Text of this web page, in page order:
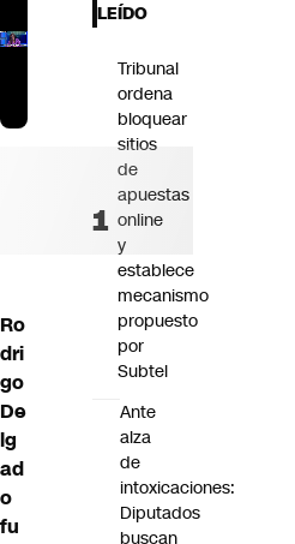
Ro
dri
go
De
lg
ad
o
fu
LEÍDO
Tribunal
ordena
bloquear
sitios
de
apuestas
online
y
establece
mecanismo
propuesto
por
Subtel
Ante
alza
de
intoxicaciones:
Diputados
buscan